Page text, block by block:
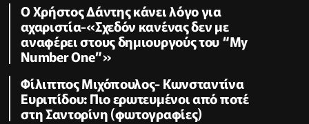
Ο Χρήστος Δάντης κάνει λόγο για
αχαριστία-«Σχεδόν κανένας δεν με
αναφέρει στους δημιουργούς του “My
Number One”»
Φίλιππος Μιχόπουλος- Κωνσταντίνα
Ευριπίδου: Πιο ερωτευμένοι από ποτέ
στη Σαντορίνη (φωτογραφίες)